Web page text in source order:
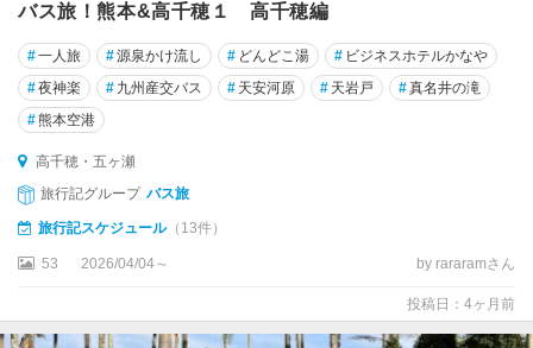
バス旅！熊本&高千穂１ 高千穂編
#一人旅 #源泉かけ流し # どんどこ湯 # ビジネスホテルかなや
#夜神楽 # 九州産交バス # 天安河原 # 天岩戸 #真名井の滝
#熊本空港
高千穂・五ヶ瀬
旅行記グループ バス旅
旅行記スケジュール（13件）
53 2026/04/04～ by rararamさん
投稿日：4ヶ月前